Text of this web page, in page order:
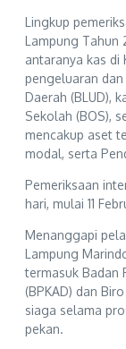
Lingkup
Lampung Tahun
antaranya kas di
pengeluaran dan
Daerah (BLUD),
Sekolah (BOS),
mencakup aset
modal, serta
Pemeriksaan
hari, mulai 11
Menanggapi
Lampung
termasuk Badan
(BPKAD) dan
siaga selama
pekan.